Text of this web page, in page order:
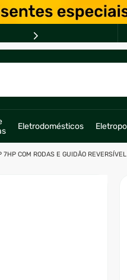
PARCELE EM ATÉ *
Eletrodomésticos
7HP COM RODAS E GUIDÃO REVERSÍVEL